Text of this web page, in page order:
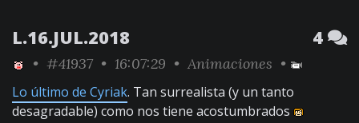
L.16.JUL.2018 4
• #41937 • 16:07:29 • Animaciones •
Lo último de Cyriak. Tan surrealista (y un tanto
desagradable) como nos tiene acostumbrados